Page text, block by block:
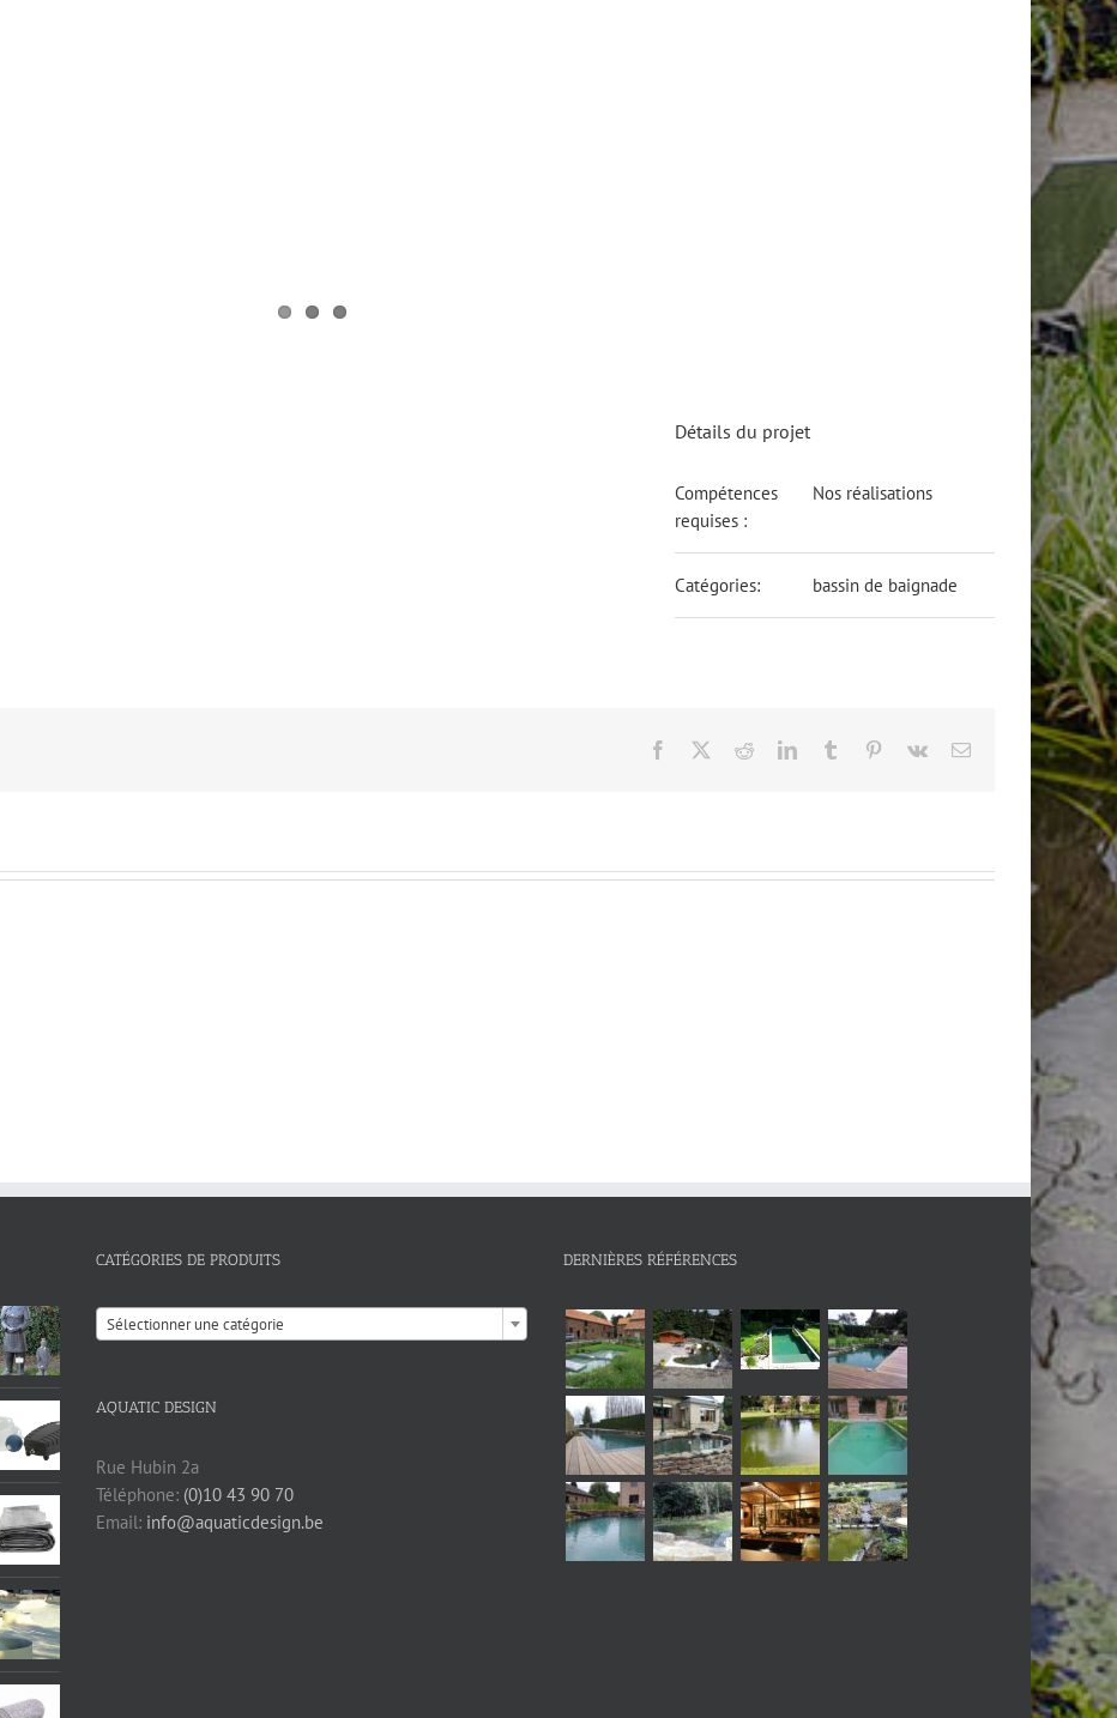
Détails du projet
Compétences
requises :
Nos réalisations
Catégories: bassin de baignade
Facebook RedditLinkedInTumblr Pinterest
Vk Email
CATÉGORIES DE PRODUITS
Sélectionner une catégorie
AQUATIC DESIGN
Rue Hubin 2a
Téléphone: (0)10 43 90 70
Email: info@aquaticdesign.be
DERNIÈRES RÉFÉRENCES